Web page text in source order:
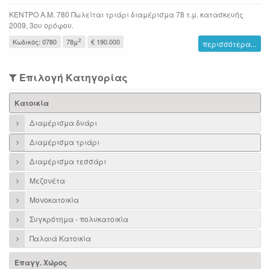
ΚΕΝΤΡΟ Α.Μ. 780 Πωλείται τριάρι διαμέρισμα 78 τ.μ. κατασκευής
2009, 3ου ορόφου.
Κωδικός: 0780 78μ2 € 190.000 περισσότερα...
Επιλογή Κατηγορίας
Κατοικία
Διαμέρισμα δυάρι
Διαμέρισμα τριάρι
Διαμέρισμα τεσσάρι
Μεζονέτα
Μονοκατοικία
Συγκρότημα - πολυκατοικία
Παλαιά Κατοικία
Επαγγ. Χώρος